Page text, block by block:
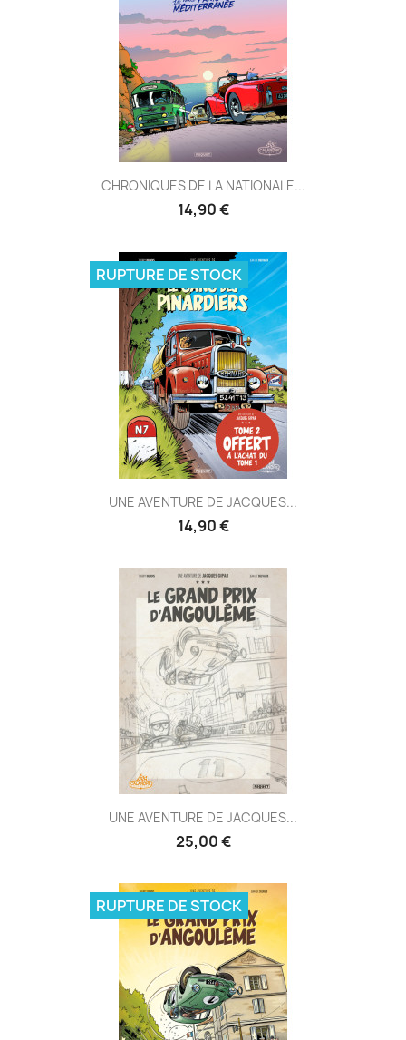
CHRONIQUES DE LA NATIONALE...
14,90 €
UNE AVENTURE DE JACQUES...
14,90 €
RUPTURE DE STOCK
UNE AVENTURE DE JACQUES...
25,00 €
RUPTURE DE STOCK